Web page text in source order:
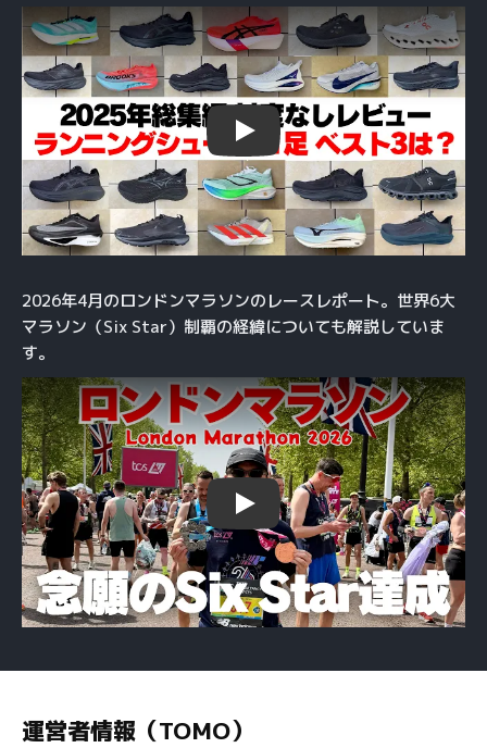
Play
2026年4月のロンドンマラソンのレースレポート。世界6大
マラソン（Six Star）制覇の経緯についても解説していま
す。
Play
運営者情報（TOMO）